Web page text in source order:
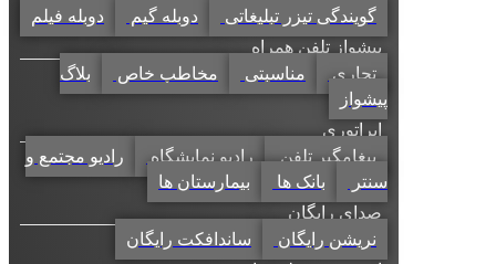
گویندگی تیزر تبلیغاتی
دوبله گیم
دوبله فیلم
پیشواز تلفن همراه
تجاری
مناسبتی مخاطب خاص
بلاگ
پیشواز
اپراتوری
پیغامگیر تلفن
رادیو نمایشگاه
رادیو مجتمع و
سنتر
بانک ها
بیمارستان ها
صدای رایگان
نریشن رایگان
ساندافکت رایگان